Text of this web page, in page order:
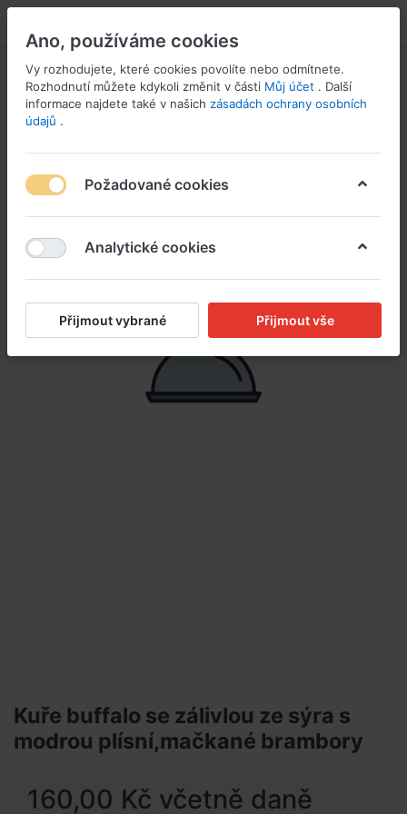
Kuře buffalo se zálivlou ze sýra s
modrou plísní,mačkané brambory
160,00 Kč včetně daně
Ano, používáme cookies
Vy rozhodujete, které cookies povolíte nebo odmítnete.
Rozhodnutí můžete kdykoli změnit v části Můj účet . Další
informace najdete také v našich zásadách ochrany osobních
údajů .
Požadované cookies
Analytické cookies
Přijmout vybrané Přijmout vše